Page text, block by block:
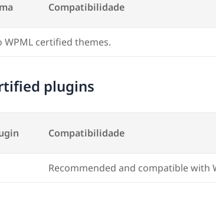
Compatibilidade
WPML certified themes.
plugins
Compatibilidade
Recommended and compatible with